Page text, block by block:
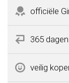
officiële
365
veilig